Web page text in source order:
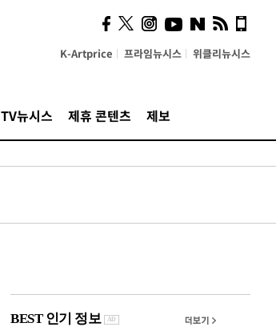
K-Artprice 프라임뉴시스 위클리뉴시스
TV뉴시스 제휴 콘텐츠 제보
사이 해답 찾았죠"…알을
깨고 나온 '초자아'